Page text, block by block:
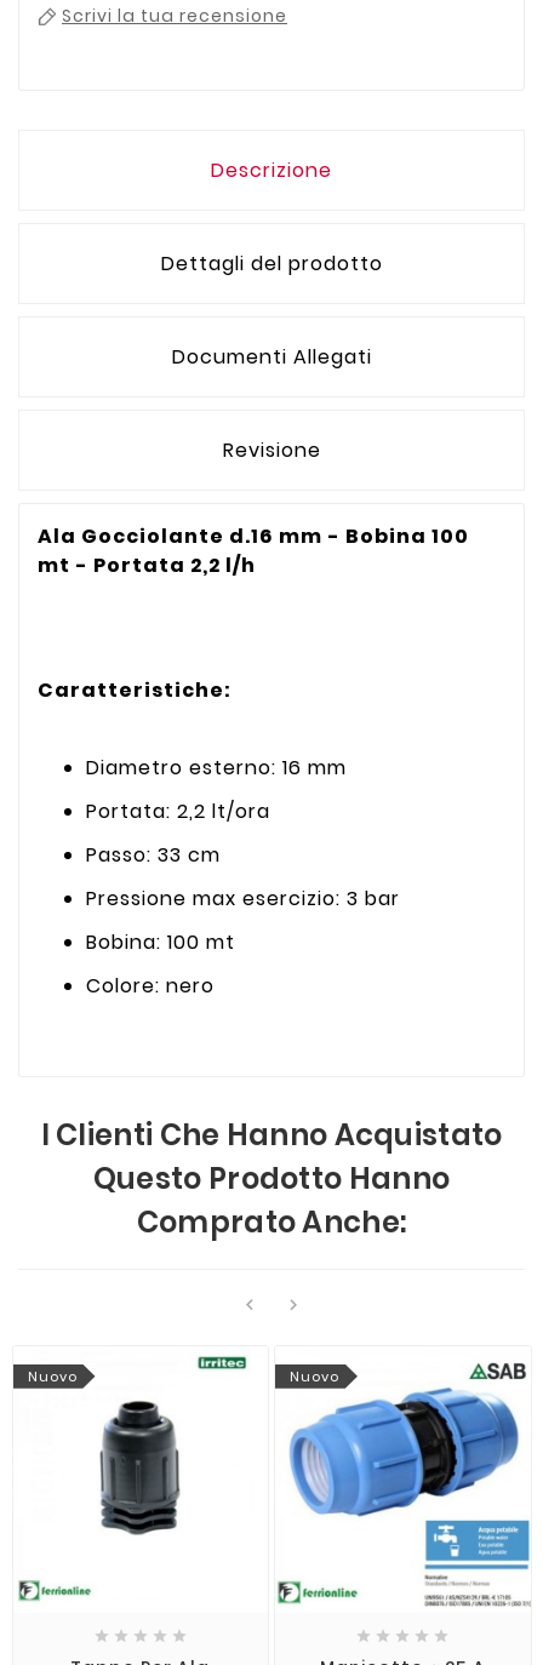
Scrivi la tua recensione
Descrizione
Dettagli del prodotto
Documenti Allegati
Revisione
Ala Gocciolante d.16 mm - Bobina 100
mt - Portata 2,2 l/h
Caratteristiche:
Diametro esterno: 16 mm
Portata: 2,2 lt/ora
Passo: 33 cm
Pressione max esercizio: 3 bar
Bobina: 100 mt
Colore: nero
I Clienti Che Hanno Acquistato
Questo Prodotto Hanno
Comprato Anche:
 
Nuovo
    
Nuovo
    